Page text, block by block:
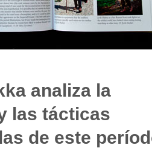
analiza la
las tácticas
de este